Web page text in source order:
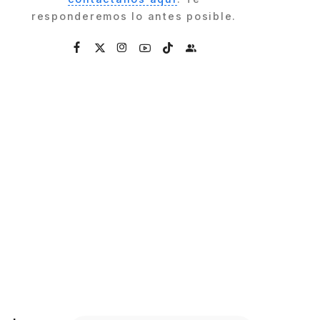
responderemos lo antes posible.